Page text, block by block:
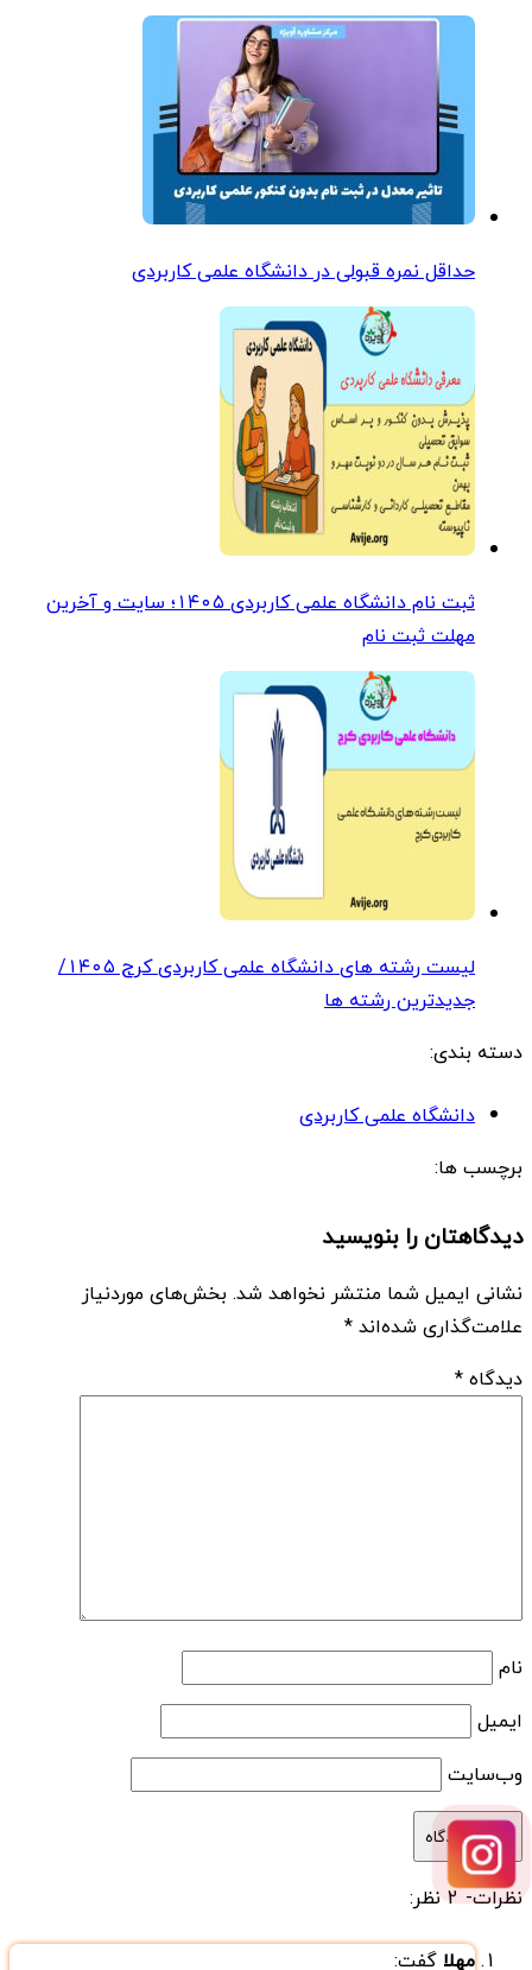
حداقل نمره قبولی در دانشگاه علمی کاربردی
ثبت نام دانشگاه علمی کاربردی ۱۴۰۵؛ سایت و آخرین
مهلت ثبت نام
لیست رشته های دانشگاه علمی کاربردی کرج ۱۴۰۵/
جدیدترین رشته ها
دسته بندی:
دانشگاه علمی کاربردی
برچسب ها:
دیدگاهتان را بنویسید
نشانی ایمیل شما منتشر نخواهد شد. بخش‌های موردنیاز
علامت‌گذاری شده‌اند*
دیدگاه*
نام
ایمیل
وب‌سایت
نظرات- 2 نظر:
مهلا گفت: